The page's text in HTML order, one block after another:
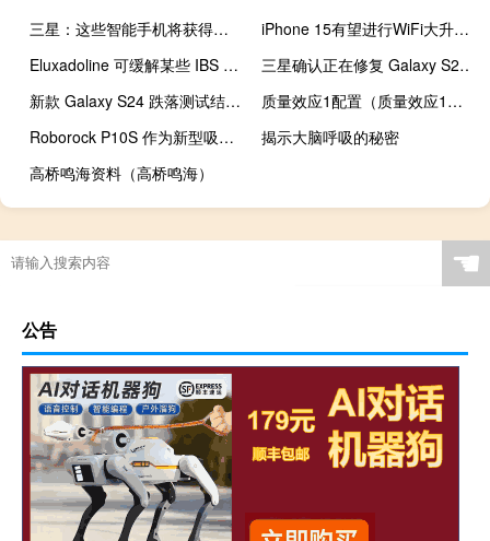
三星：这些智能手机将获得基于Android 13的One UI 5.0界面
iPhone 15有望进行WiFi大升级——但它会仅限于Pro吗
Eluxadoline 可缓解某些 IBS 患者的疼痛和腹泻
三星确认正在修复 Galaxy S24 鲜艳的显示颜色配置文件
新款 Galaxy S24 跌落测试结果令人担忧
质量效应1配置（质量效应1好玩吗）
Roborock P10S 作为新型吸尘和拖地机器人首次亮相
揭示大脑呼吸的秘密
高桥鸣海资料（高桥鸣海）
☚
公告